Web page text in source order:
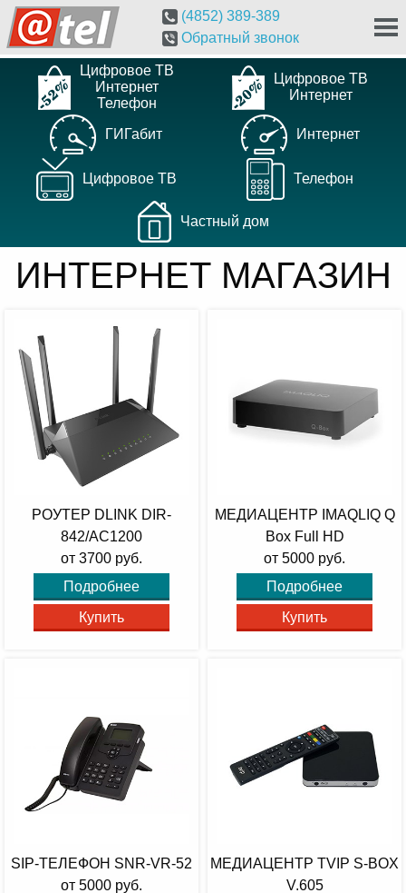
(4852)389-389
Обратный звонок
Цифровое ТВ
Интернет
Телефон
Цифровое ТВ
Интернет
ГИГабит Интернет
Цифровое ТВ Телефон
Частный дом
ИНТЕРНЕТ МАГАЗИН
РОУТЕР DLINK DIR-
842/AC1200
от 3700 руб.
Подробнее
Купить
МЕДИАЦЕНТР IMAQLIQ Q
Box Full HD
от 5000 руб.
Подробнее
Купить
SIP-ТЕЛЕФОН SNR-VR-52
от 5000 руб.
МЕДИАЦЕНТР TVIP S-BOX
V.605